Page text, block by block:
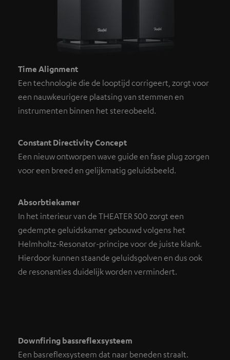
Time Alignment
Een technologie die de looptijd corrigeert, zorgt voor
een nauwkeurigere plaatsing van stemmen en
instrumenten binnen het stereobeeld.
Constant Directivity Concept
Een nieuw ontworpen wave guide en fase plug zorgen
voor een breed en gelijkmatig geluidsbeeld.
Absorbtiekamer
In het interieur van de THEATER 500 zorgt een
gedempte geluidskamer gebouwd volgens het
Helmholtz-Resonator-principe voor de juiste klank.
Hierdoor kunnen staande geluidsgolven en dus ook
de resonanties duidelijk worden vermindert.
Downfiring bassreflexsysteem
Een basreflexsysteem dat naar beneden straalt.